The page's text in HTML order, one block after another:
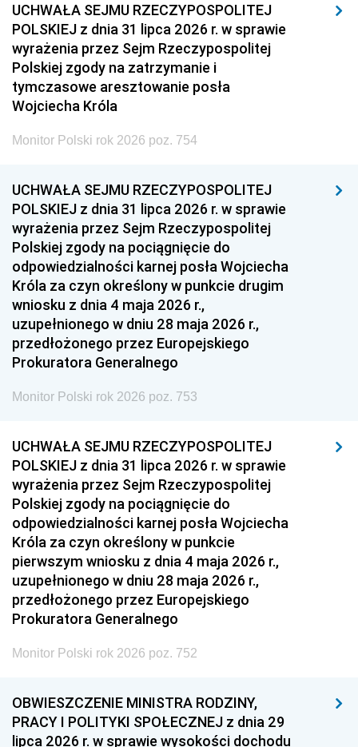
UCHWAŁA SEJMU RZECZYPOSPOLITEJ
POLSKIEJ z dnia 31 lipca 2026 r. w sprawie
wyrażenia przez Sejm Rzeczypospolitej
Polskiej zgody na zatrzymanie i
tymczasowe aresztowanie posła
Wojciecha Króla
Monitor Polski rok 2026 poz. 754
UCHWAŁA SEJMU RZECZYPOSPOLITEJ
POLSKIEJ z dnia 31 lipca 2026 r. w sprawie
wyrażenia przez Sejm Rzeczypospolitej
Polskiej zgody na pociągnięcie do
odpowiedzialności karnej posła Wojciecha
Króla za czyn określony w punkcie drugim
wniosku z dnia 4 maja 2026 r.,
uzupełnionego w dniu 28 maja 2026 r.,
przedłożonego przez Europejskiego
Prokuratora Generalnego
Monitor Polski rok 2026 poz. 753
UCHWAŁA SEJMU RZECZYPOSPOLITEJ
POLSKIEJ z dnia 31 lipca 2026 r. w sprawie
wyrażenia przez Sejm Rzeczypospolitej
Polskiej zgody na pociągnięcie do
odpowiedzialności karnej posła Wojciecha
Króla za czyn określony w punkcie
pierwszym wniosku z dnia 4 maja 2026 r.,
uzupełnionego w dniu 28 maja 2026 r.,
przedłożonego przez Europejskiego
Prokuratora Generalnego
Monitor Polski rok 2026 poz. 752
OBWIESZCZENIE MINISTRA RODZINY,
PRACY I POLITYKI SPOŁECZNEJ z dnia 29
lipca 2026 r. w sprawie wysokości dochodu